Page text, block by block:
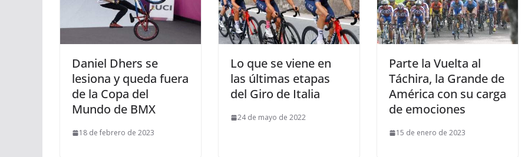
Daniel Dhers se
lesiona y queda fuera
de la Copa del
Mundo de BMX
18 de febrero de 2023
Lo que se viene en
las últimas etapas
del Giro de Italia
24 de mayo de 2022
Parte la Vuelta al
Táchira, la Grande de
América con su carga
de emociones
15 de enero de 2023